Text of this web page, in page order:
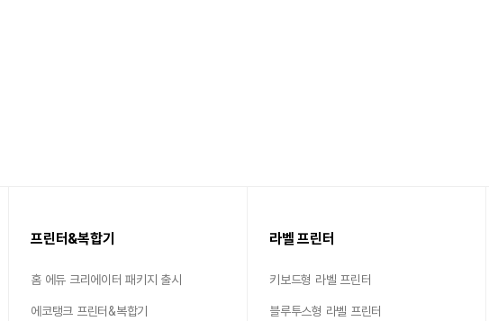
프린터&복합기
홈 에듀 크리에이터 패키지 출시
에코탱크 프린터&복합기
라벨 프린터
키보드형 라벨 프린터
블루투스형 라벨 프린터